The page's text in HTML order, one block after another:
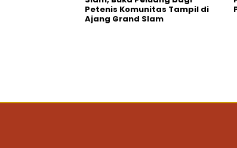
Petenis Komunitas Tampil di
Ajang Grand Slam